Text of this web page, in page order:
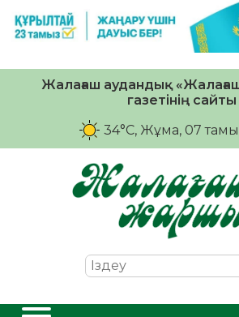
Жалағаш аудандық
газетінің сайты
34°C, Жұма, 07